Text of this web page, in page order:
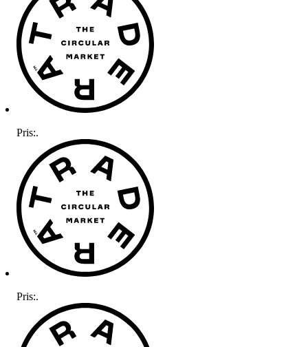
Pris:.
Pris:.